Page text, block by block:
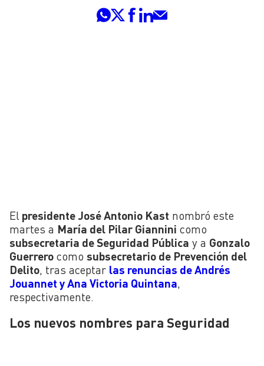
El presidente José Antonio Kast nombró este
martes a María del Pilar Giannini como
subsecretaria de Seguridad Pública y a Gonzalo
Guerrero como subsecretario de Prevención del
Delito , tras aceptar las renuncias de Andrés
Jouannet y Ana Victoria Quintana
respectivamente.
Los nuevos nombres para Seguridad